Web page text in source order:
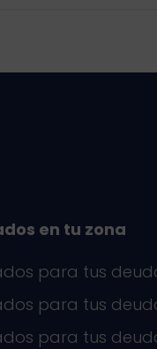
en tu zona
para tus
para tus
para tus